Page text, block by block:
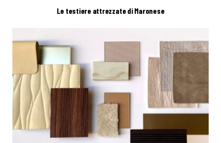
Le testiere attrezzate di Maronese